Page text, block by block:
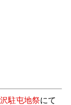
駐屯地祭にて